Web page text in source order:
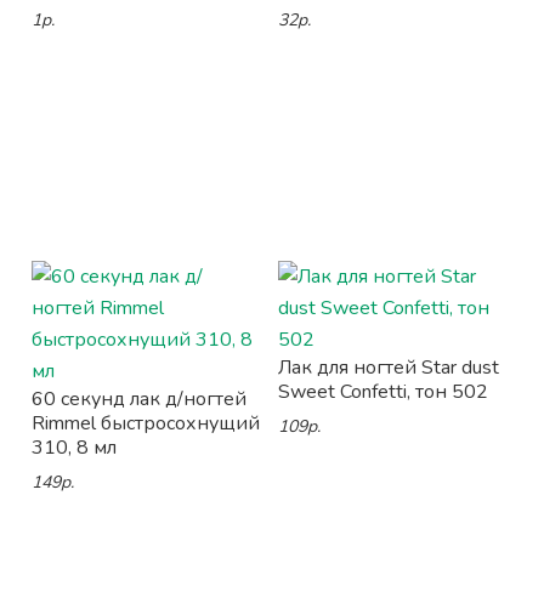
1р. 32р.
60 секунд лак д/ногтей
Rimmel быстросохнущий
310, 8 мл
149р.
Лак для ногтей Star dust
Sweet Confetti, тон 502
109р.